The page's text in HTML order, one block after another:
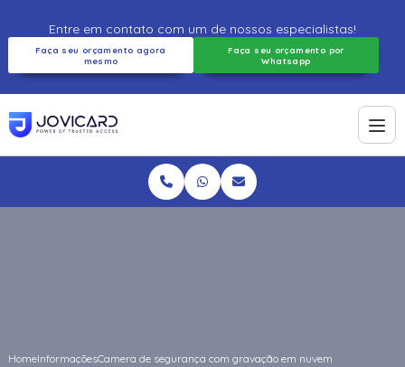
Entre em contato com um de nossos especialistas!
Faça seu orçamento agora
mesmo
Faça seu orçamento por
Whatsapp
HomeInformaçõesCamera de segurança com gravação em nuvem